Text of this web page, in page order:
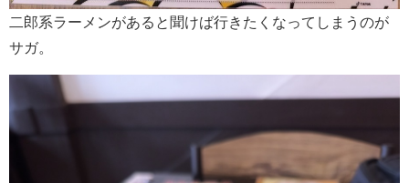
二郎系ラーメンがあると聞けば行きたくなってしまうのが
サガ。